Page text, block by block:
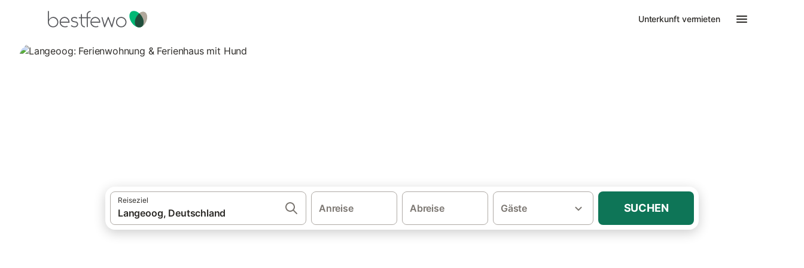
Unterkunft vermieten
Reiseziel
Anreise Abreise Gäste SUCHEN